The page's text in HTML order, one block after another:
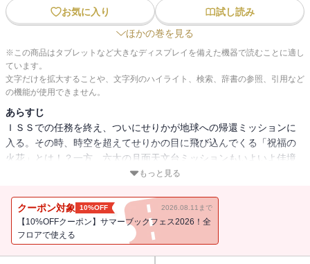
お気に入り
試し読み
ほかの巻を見る
※この商品はタブレットなど大きなディスプレイを備えた機器で読むことに適し
ています。
文字だけを拡大することや、文字列のハイライト、検索、辞書の参照、引用など
の機能が使用できません。
あらすじ
ＩＳＳでの任務を終え、ついにせりかが地球への帰還ミッションに
入る。その時、時空を超えてせりかの目に飛び込んでくる「祝福の
火花」とは！？一方、六太の月面天文台ミッションもいよいよ佳境
へ。シャロンとの約束を果たす為、日々人に兄としての威厳を見せ
もっと見る
クーポン対象 10%OFF 2026.08.11まで
【10%OFFクーポン】サマーブックフェス2026！全
フロアで使える